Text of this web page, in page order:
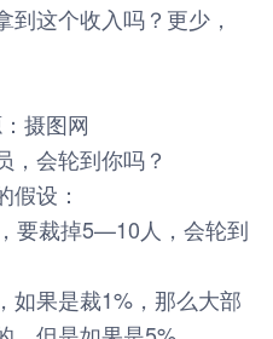
这个收入吗？更少，
摄图网
，会轮到你吗？
设：
裁掉5—10人，会轮到
果是裁1%，那么大部